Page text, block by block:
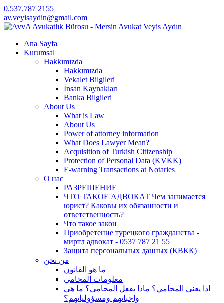
0.537.787 2155
av.veyisaydin@gmail.com
Ana Sayfa
Kurumsal
Hakkımızda
Hakkımızda
Vekalet Bilgileri
İnsan Kaynakları
Banka Bilgileri
About Us
What is Law
About Us
Power of attorney information
What Does Lawyer Mean?
Acquisition of Turkish Citizenship
Protection of Personal Data (KVKK)
E-warning Transactions at Notaries
О нас
РАЗРЕШЕНИЕ
ЧТО ТАКОЕ АДВОКАТ Чем занимается
юрист? Каковы их обязанности и
ответственность?
Что такое закон
Приобретение турецкого гражданства -
миртл адвокат - 0537 787 21 55
Защита персональных данных (КВКК)
من نحن
ما هو القانون
معلومات المحامي
اذا يعني المحامي؟ ماذا يفعل المحامي؟ ما هي
واجباتهم ومسؤولياتهم؟